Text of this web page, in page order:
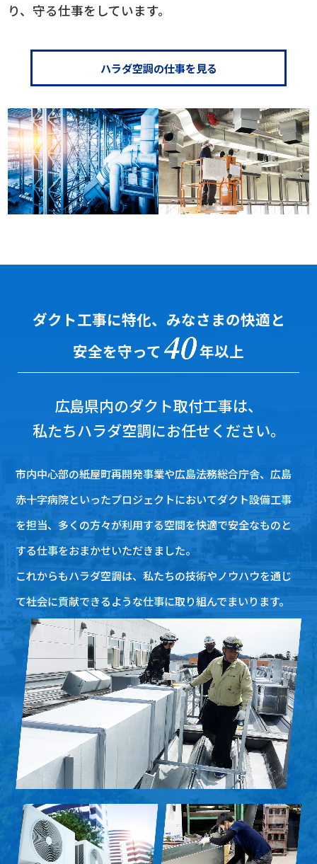
り、守る仕事をしています。
ハラダ空調の仕事を見る
ダクト工事に特化、みなさまの快適と
安全を守って
年以上
広島県内のダクト取付工事は、
私たちハラダ空調にお任せください。
市内中心部の紙屋町再開発事業や広島法務総合庁舎、 広島
赤十字病院といったプロジェクトにおいてダクト設備工事
を担当、多くの方々が利用する空間を快適で安全なものと
する仕事をおまかせいただきました。
これからもハラダ空調は、私たちの技術やノウハウを通じ
て社会に貢献できるような仕事に取り組んでまいります。